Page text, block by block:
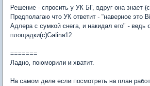
Решение - спросить у УК БГ, вдруг она знает
Предполагаю что УК ответит - "наверное это
Адлера с сумкой снега, и накидал его" - ведь
площадки(с)Galina12
=======
Ладно, поюморили и хватит.
На самом деле если посмотреть на план